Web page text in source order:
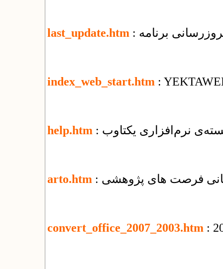
last_update.htm برنامه
index_web_start.htm :
help.htm نرم‌افزاری یکتاوب
arto.htm فرصت های پژوهشی
convert_office_2007_2003.htm